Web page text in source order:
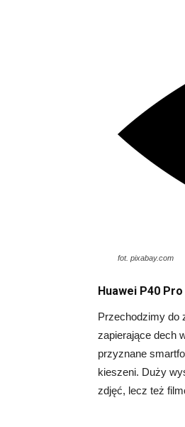
fot. pixabay.com
Huawei P40 Pro
Przechodzimy do
zapierające dech
przyznane
kieszeni. Duży
zdjęć, lecz też